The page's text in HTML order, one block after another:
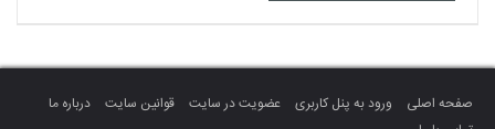
صفحه اصلی ورود به پنل کاربری عضویت در سایت قوانین سایت
درباره ما